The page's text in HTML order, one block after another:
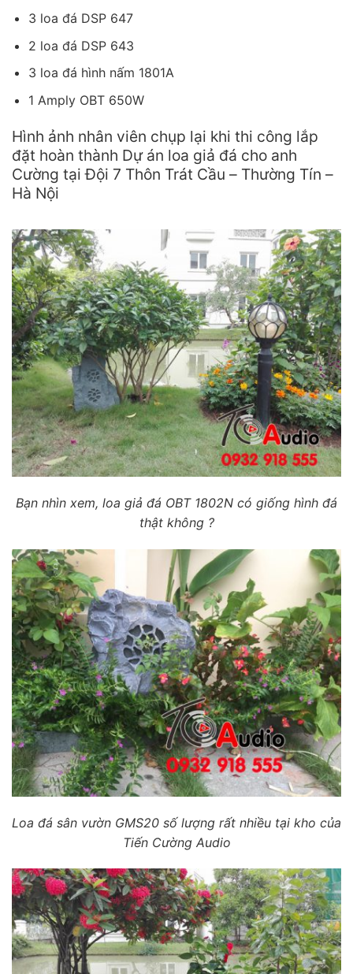
3 loa đá DSP 647
2 loa đá DSP 643
3 loa đá hình nấm 1801A
1 Amply OBT 650W
Hình ảnh nhân viên chụp lại khi thi công lắp
đặt hoàn thành Dự án loa giả đá cho anh
Cường tại Đội 7 Thôn Trát Cầu – Thường Tín –
Hà Nội
Bạn nhìn xem, loa giả đá OBT 1802N có giống hình đá
thật không ?
Loa đá sân vườn GMS20 số lượng rất nhiều tại kho của
Tiến Cường Audio